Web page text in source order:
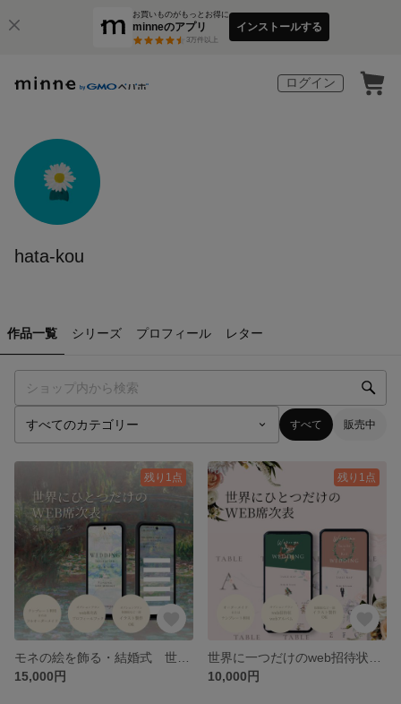
お買いものがもっとお得に
minneのアプリ
3万件以上
インストールする
ログイン
hata-kou
作品一覧 シリーズ プロフィール レター
すべて 販売中
残り1点
15,000円
残り1点
10,000円